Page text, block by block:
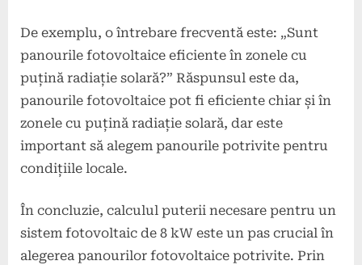
De exemplu, o întrebare frecventă este: „Sunt
panourile fotovoltaice eficiente în zonele cu
puțină radiație solară?” Răspunsul este da,
panourile fotovoltaice pot fi eficiente chiar și în
zonele cu puțină radiație solară, dar este
important să alegem panourile potrivite pentru
condițiile locale.
În concluzie, calculul puterii necesare pentru un
sistem fotovoltaic de 8 kW este un pas crucial în
alegerea panourilor fotovoltaice potrivite. Prin